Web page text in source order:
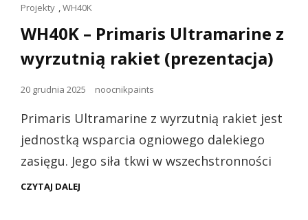
Linki
kotów
Projekty ,WH40K
WH40K – Primaris Ultramarine z
wyrzutnią rakiet (prezentacja)
Opublikowano
20 grudnia 2025 noocnikpaints
Primaris Ultramarine z wyrzutnią rakiet jest
jednostką wsparcia ogniowego dalekiego
zasięgu. Jego siła tkwi w wszechstronności
CZYTAJ DALEJ